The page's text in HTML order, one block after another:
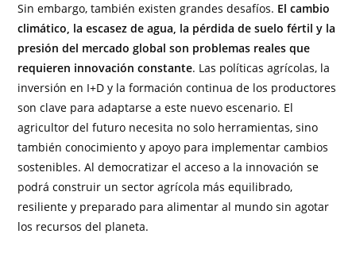
Sin embargo, también existen grandes desafíos. El cambio
climático, la escasez de agua, la pérdida de suelo fértil y la
presión del mercado global son problemas reales que
requieren innovación constante. Las políticas agrícolas, la
inversión en I+D y la formación continua de los productores
son clave para adaptarse a este nuevo escenario. El
agricultor del futuro necesita no solo herramientas, sino
también conocimiento y apoyo para implementar cambios
sostenibles. Al democratizar el acceso a la innovación se
podrá construir un sector agrícola más equilibrado,
resiliente y preparado para alimentar al mundo sin agotar
los recursos del planeta.